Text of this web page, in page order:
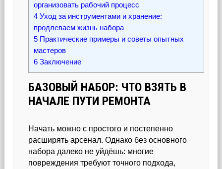
организовать рабочий процесс
4 Уход за инструментами и хранение:
продлеваем жизнь набора
5 Практические примеры и советы опытных
мастеров
6 Заключение
БАЗОВЫЙ НАБОР: ЧТО ВЗЯТЬ В
НАЧАЛЕ ПУТИ РЕМОНТА
Начать можно с простого и постепенно
расширять арсенал. Однако без основного
набора далеко не уйдёшь: многие
повреждения требуют точного подхода,